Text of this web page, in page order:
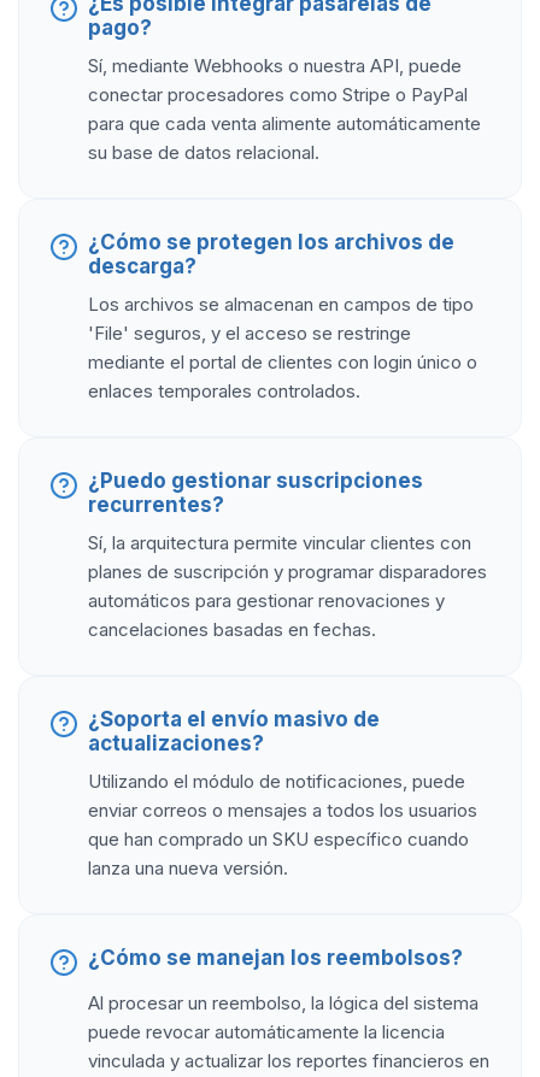
pago?
Sí, mediante Webhooks o nuestra API, puede
conectar procesadores como Stripe o PayPal
para que cada venta alimente automáticamente
su base de datos relacional.
¿Cómo se protegen los archivos de
descarga?
Los archivos se almacenan en campos de tipo
'File' seguros, y el acceso se restringe
mediante el portal de clientes con login único o
enlaces temporales controlados.
¿Puedo gestionar suscripciones
recurrentes?
Sí, la arquitectura permite vincular clientes con
planes de suscripción y programar disparadores
automáticos para gestionar renovaciones y
cancelaciones basadas en fechas.
¿Soporta el envío masivo de
actualizaciones?
Utilizando el módulo de notificaciones, puede
enviar correos o mensajes a todos los usuarios
que han comprado un SKU específico cuando
lanza una nueva versión.
¿Cómo se manejan los reembolsos?
Al procesar un reembolso, la lógica del sistema
puede revocar automáticamente la licencia
vinculada y actualizar los reportes financieros en